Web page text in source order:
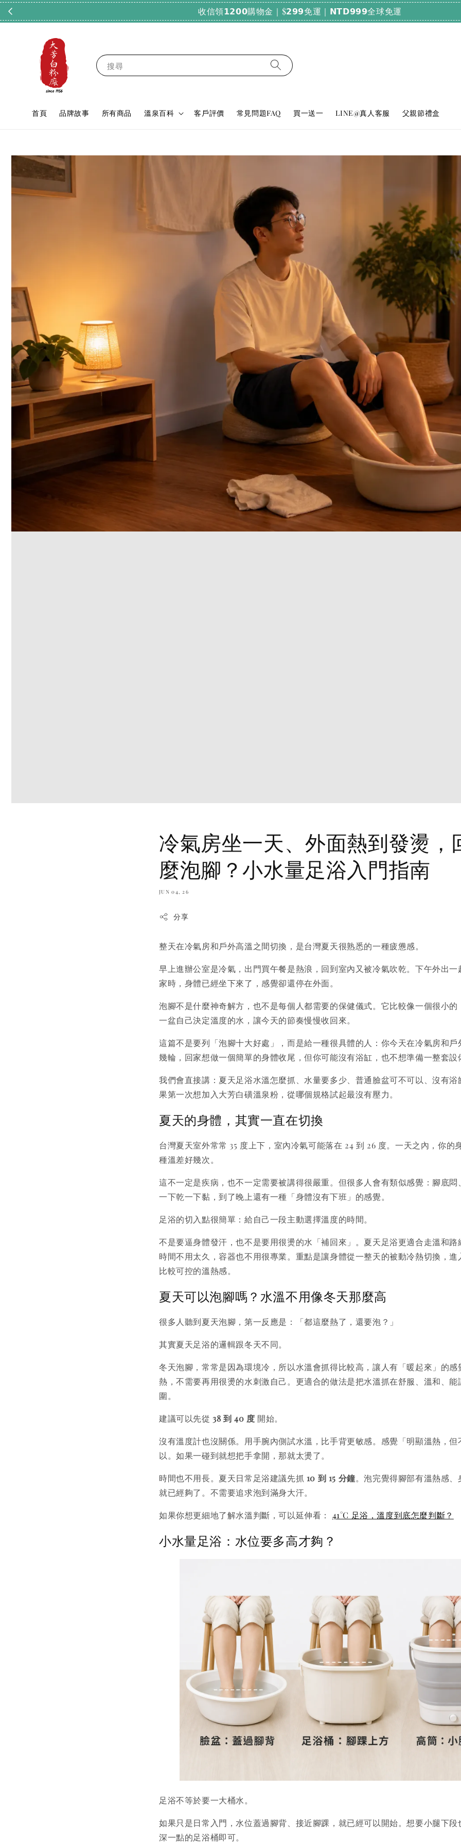
純天然好眠！輸碼𝗕𝗨𝗬𝟮𝟬𝟬𝟬，滿𝟮𝟬𝟬𝟬享𝟳𝟴折
搜尋
首頁 品牌故事 所有商品 溫泉百科 客戶評價 常見問題FAQ 買一送一 LINE@真人客服 父親節禮盒
冷氣房坐一天、外面熱到發燙，
麼泡腳？小水量足浴入門指南
JUN 04, 26
分享
整天在冷氣房和戶外高溫之間切換，是台灣夏天很熟悉的一種疲憊感。
早上進辦公室是冷氣，出門買午餐是熱浪，回到室內又被冷氣吹乾。下午外出
家時，身體已經坐下來了，感覺卻還停在外面。
泡腳不是什麼神奇解方，也不是每個人都需要的保健儀式。它比較像一個很小
一盆自己決定溫度的水，讓今天的節奏慢慢收回來。
這篇不是要列「泡腳十大好處」，而是給一種很具體的人：你今天在冷氣房和
幾輪，回家想做一個簡單的身體收尾，但你可能沒有浴缸，也不想準備一整套設
我們會直接講：夏天足浴水溫怎麼抓、水量要多少、普通臉盆可不可以、沒有
果第一次想加入大芳白磺溫泉粉，從哪個規格試起最沒有壓力。
夏天的身體，其實一直在切換
台灣夏天室外常常 35 度上下，室內冷氣可能落在 24 到 26 度。一天之內，你的
種溫差好幾次。
這不一定是疾病，也不一定需要被講得很嚴重。但很多人會有類似感覺：腳底
一下乾一下黏，到了晚上還有一種「身體沒有下班」的感覺。
足浴的切入點很簡單：給自己一段主動選擇溫度的時間。
不是要逼身體發汗，也不是要用很燙的水「補回來」。夏天足浴更適合走溫和
時間不用太久，容器也不用很專業。重點是讓身體從一整天的被動冷熱切換，
比較可控的溫熱感。
夏天可以泡腳嗎？水溫不用像冬天那麼高
很多人聽到夏天泡腳，第一反應是：「都這麼熱了，還要泡？」
其實夏天足浴的邏輯跟冬天不同。
冬天泡腳，常常是因為環境冷，所以水溫會抓得比較高，讓人有「暖起來」的
熱，不需要再用很燙的水刺激自己。更適合的做法是把水溫抓在舒服、溫和、
圍。
建議可以先從38 到 40 度 開始。
沒有溫度計也沒關係。用手腕內側試水溫，比手背更敏感。感覺「明顯溫熱，
以。如果一碰到就想把手拿開，那就太燙了。
時間也不用長。夏天日常足浴建議先抓 10 到 15 分鐘。泡完覺得腳部有溫熱感
就已經夠了。不需要追求泡到滿身大汗。
如果你想更細地了解水溫判斷，可以延伸看： 41°C 足浴，溫度到底怎麼判斷？
小水量足浴：水位要多高才夠？
足浴不等於要一大桶水。
如果只是日常入門，水位蓋過腳背、接近腳踝，就已經可以開始。想要小腿下
深一點的足浴桶即可。